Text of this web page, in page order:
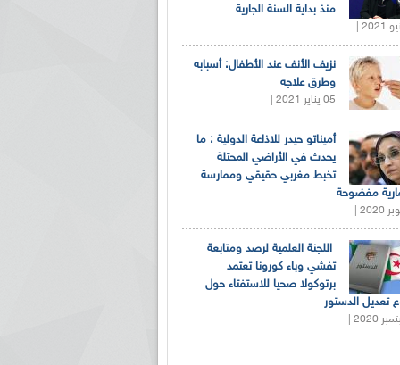
منذ بداية السنة الجارية
نزيف الأنف عند الأطفال: أسبابه
وطرق علاجه
05 يناير 2021 |
أميناتو حيدر للاذاعة الدولية : ما
يحدث في الأراضي المحتلة
تخبط مغربي حقيقي وممارسة
مفضوحة
اللجنة العلمية لرصد ومتابعة
تفشي وباء كورونا تعتمد
برتوكولا صحيا للاستفتاء حول
تعديل الدستور